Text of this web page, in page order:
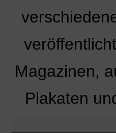
Magazinen,
Plakaten